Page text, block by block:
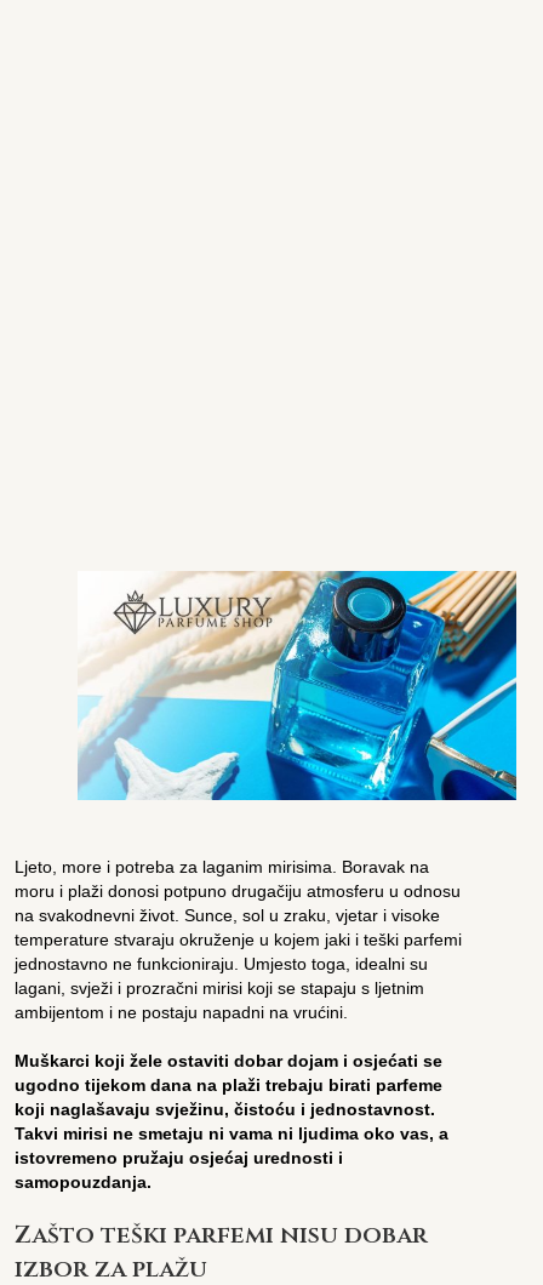
Ljeto, more i potreba za laganim mirisima. Boravak na
moru i plaži donosi potpuno drugačiju atmosferu u odnosu
na svakodnevni život. Sunce, sol u zraku, vjetar i visoke
temperature stvaraju okruženje u kojem jaki i teški parfemi
jednostavno ne funkcioniraju. Umjesto toga, idealni su
lagani, svježi i prozračni mirisi koji se stapaju s ljetnim
ambijentom i ne postaju napadni na vrućini.
Muškarci koji žele ostaviti dobar dojam i osjećati se
ugodno tijekom dana na plaži trebaju birati parfeme
koji naglašavaju svježinu, čistoću i jednostavnost.
Takvi mirisi ne smetaju ni vama ni ljudima oko vas, a
istovremeno pružaju osjećaj urednosti i
samopouzdanja.
Zašto teški parfemi nisu dobar
izbor za plažu